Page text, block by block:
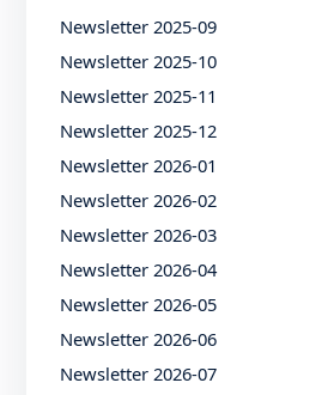
Newsletter 2025-09
Newsletter 2025-10
Newsletter 2025-11
Newsletter 2025-12
Newsletter 2026-01
Newsletter 2026-02
Newsletter 2026-03
Newsletter 2026-04
Newsletter 2026-05
Newsletter 2026-06
Newsletter 2026-07